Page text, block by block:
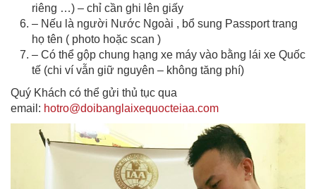
riêng …) – chỉ cần ghi lên giấy
– Nếu là người Nước Ngoài , bổ sung Passport trang
họ tên ( photo hoặc scan )
– Có thể gộp chung hạng xe máy vào bằng lái xe Quốc
tế (chi ví vẫn giữ nguyên – không tăng phí)
Quý Khách có thể gửi thủ tục qua
email: hotro@doibanglaixequocteiaa.com